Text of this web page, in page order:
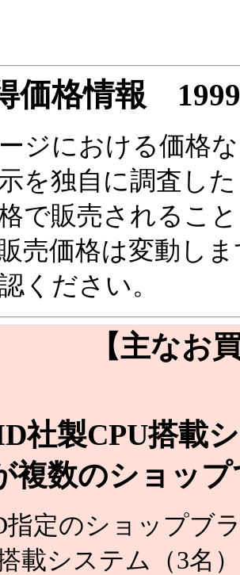
価格情報
ジにおける価格
を独自に調査し
で販売されるこ
売価格は変動し
ください。
【主なお
社製CPU搭載
複数のショッ
定のショップブ
載システム（3名